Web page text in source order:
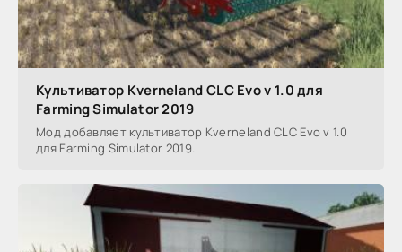
Культиватор Kverneland CLC Evo v 1.0 для
Farming Simulator 2019
Мод добавляет культиватор Kverneland CLC Evo v 1.0
для Farming Simulator 2019.